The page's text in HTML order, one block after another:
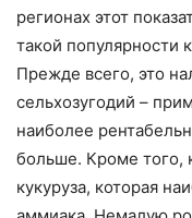
регионах этот
такой популярности
Прежде всего, это
сельхозугодий –
наиболее
больше. Кроме того,
кукуруза, которая